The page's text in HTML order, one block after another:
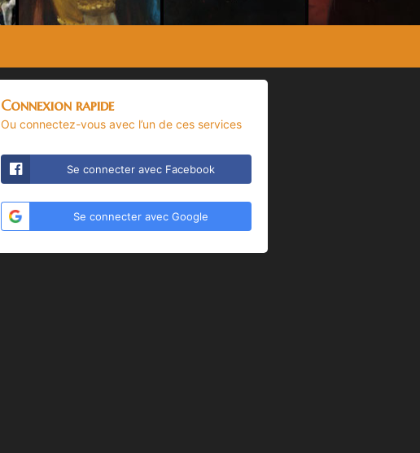
Connexion rapide
Ou connectez-vous avec l’un de ces services
Se connecter avec Facebook
Se connecter avec Google